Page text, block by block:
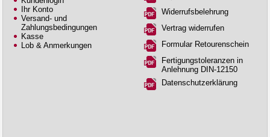
Ihr Konto
Versand- und
Zahlungsbedingungen
Kasse
Lob & Anmerkungen
Widerrufsbelehrung
Vertrag widerrufen
Formular Retourenschein
Fertigungstoleranzen in
Anlehnung DIN-12150
Datenschutzerklärung